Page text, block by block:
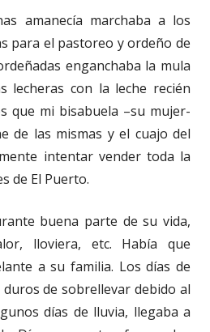
amanecía marchaba a los
para el pastoreo y ordeño de
enganchaba la mula
lecheras con la leche recién
que mi bisabuela –su mujer-
de las mismas y el cuajo del
intentar vender toda la
de El Puerto.
buena parte de su vida,
lloviera, etc. Había que
a su familia. Los días de
de sobrellevar debido al
días de lluvia, llegaba a